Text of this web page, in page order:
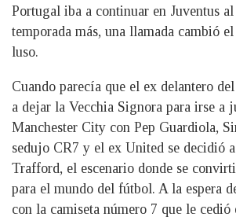
Portugal iba a continuar en Juventus
temporada más, una llamada cambió
luso.
Cuando parecía que el ex delantero
a dejar la Vecchia Signora para irse a
Manchester City con Pep Guardiola,
sedujo CR7 y el ex United se decidió
Trafford, el escenario donde se
para el mundo del fútbol. A la espera
con la camiseta número 7 que le cedió